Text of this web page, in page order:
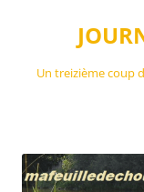
Un treizième coup